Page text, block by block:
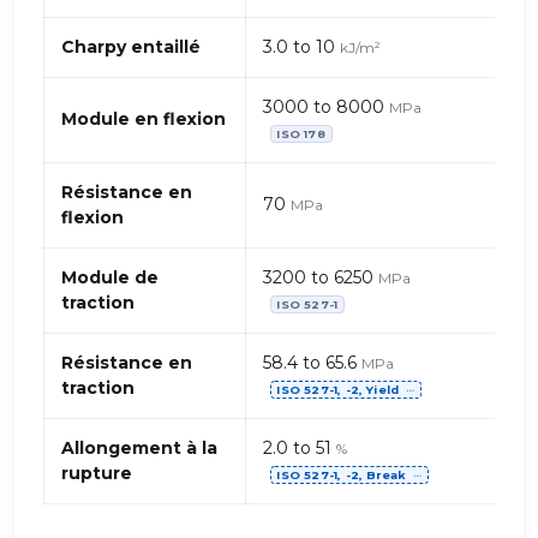
PC
(Polycarbonate)+
charge
Charpy entaillé 3.0 to 10 kJ/m²
Module en flexion
3000 to 8000 MPa
ISO 178
Résistance en
flexion
70 MPa
Module de
traction
3200 to 6250 MPa
ISO 527-1
Résistance en
traction
58.4 to 65.6 MPa
ISO 527-1, -2, Yield ⋯
Allongement à la
rupture
2.0 to 51 %
ISO 527-1, -2, Break ⋯